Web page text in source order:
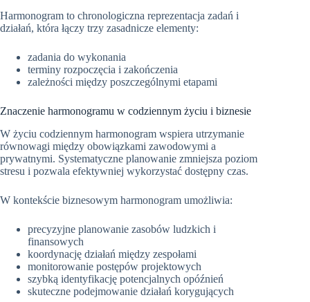
Harmonogram to chronologiczna reprezentacja zadań i
działań, która łączy trzy zasadnicze elementy:
zadania do wykonania
terminy rozpoczęcia i zakończenia
zależności między poszczególnymi etapami
Znaczenie harmonogramu w codziennym życiu i biznesie
W życiu codziennym harmonogram wspiera utrzymanie
równowagi między obowiązkami zawodowymi a
prywatnymi. Systematyczne planowanie zmniejsza poziom
stresu i pozwala efektywniej wykorzystać dostępny czas.
W kontekście biznesowym harmonogram umożliwia:
precyzyjne planowanie zasobów ludzkich i
finansowych
koordynację działań między zespołami
monitorowanie postępów projektowych
szybką identyfikację potencjalnych opóźnień
skuteczne podejmowanie działań korygujących